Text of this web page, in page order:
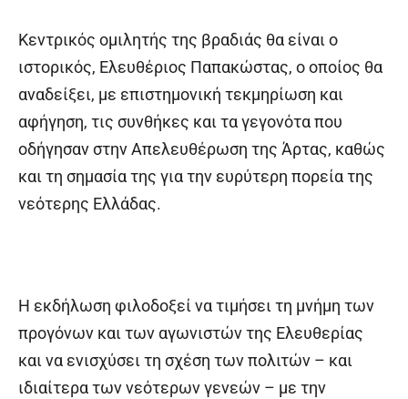
Κεντρικός ομιλητής της βραδιάς θα είναι ο
ιστορικός, Ελευθέριος Παπακώστας, ο οποίος θα
αναδείξει, με επιστημονική τεκμηρίωση και
αφήγηση, τις συνθήκες και τα γεγονότα που
οδήγησαν στην Απελευθέρωση της Άρτας, καθώς
και τη σημασία της για την ευρύτερη πορεία της
νεότερης Ελλάδας.
Η εκδήλωση φιλοδοξεί να τιμήσει τη μνήμη των
προγόνων και των αγωνιστών της Ελευθερίας
και να ενισχύσει τη σχέση των πολιτών – και
ιδιαίτερα των νεότερων γενεών – με την